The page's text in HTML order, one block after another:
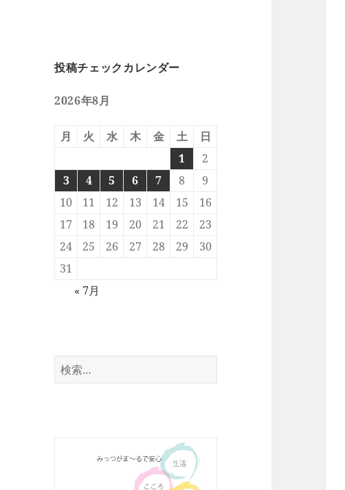
投稿チェックカレンダー
2026年8月
月 火 水 木 金 土
日
1
2
3
4 5 6 7 8
9
10
11 12 13 14 15
16
17
18 19 20 21 22
23
24
25 26 27 28 29
30
31
« 7月
検
索: